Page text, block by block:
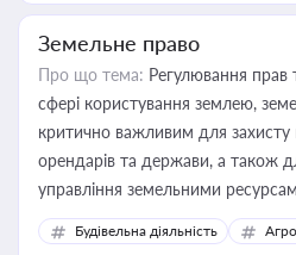
Земельне право
Про що тема: Регулювання прав
сфері користування землею,
критично важливим для захисту
орендарів та держави, а також
управління земельними
Будівельна діяльність